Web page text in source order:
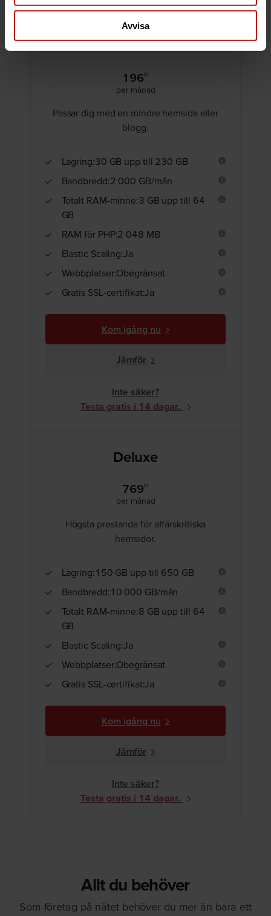
Avvisa
Standard
196kr
per månad
Passar dig med en mindre hemsida eller
blogg.
Lagring:30 GB upp till 230 GB
Bandbredd:2 000 GB/mån
Totalt RAM-minne:3 GB upp till 64
GB
RAM för PHP:2 048 MB
Elastic Scaling:Ja
Webbplatser:Obegränsat
Gratis SSL-certifikat:Ja
Kom igång nu
Jämför
Inte säker?
Testa gratis i 14 dagar.
Testa gratis i 14 dagar.
Deluxe
769kr
per månad
Högsta prestanda för affärskritiska
hemsidor.
Lagring:150 GB upp till 650 GB
Bandbredd:10 000 GB/mån
Totalt RAM-minne:8 GB upp till 64
GB
Elastic Scaling:Ja
Webbplatser:Obegränsat
Gratis SSL-certifikat:Ja
Kom igång nu
Jämför
Inte säker?
Testa gratis i 14 dagar.
Allt du behöver
Som företag på nätet behöver du mer än bara ett